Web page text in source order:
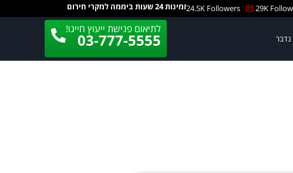
29K
24.5K Followersזמינות 24 שעות ביממה למקרי חירום
נדבר
לתיאום פגישת ייעוץ חייגו!
03-777-5555